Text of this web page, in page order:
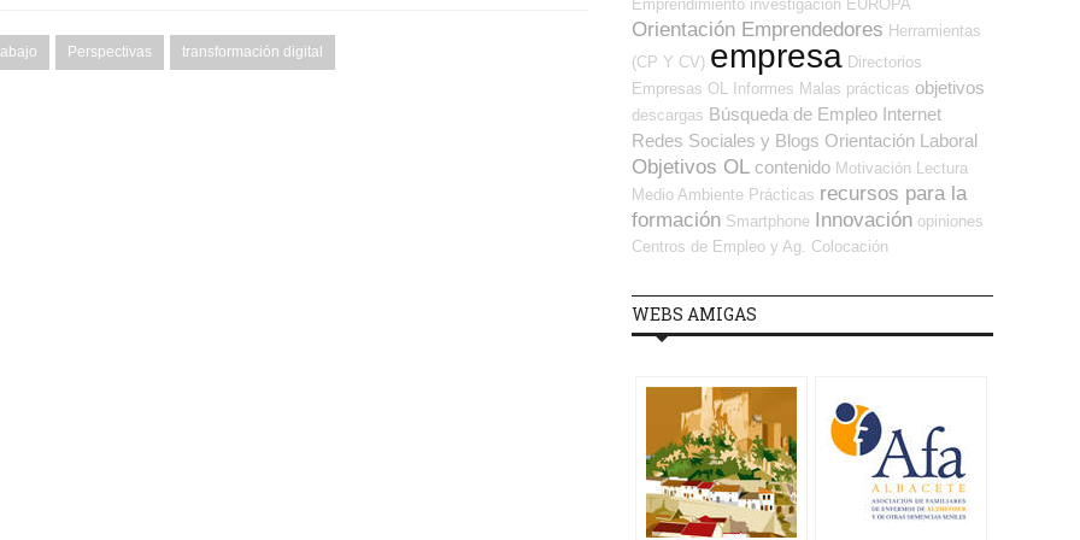
Perspectivas transformación digital
Emprendimiento investigación EUROPA
Orientación Emprendedores Herramientas
(CP Y CV) empresa Directorios
Empresas OL
Informes Malas prácticas objetivos
descargas Búsqueda de Empleo Internet
Redes Sociales y Blogs Orientación Laboral
Objetivos OL contenido Motivación
Lectura
Medio Ambiente Prácticas recursos para la
formación Smartphone Innovación opiniones
Centros de Empleo y Ag. Colocación
WEBS AMIGAS